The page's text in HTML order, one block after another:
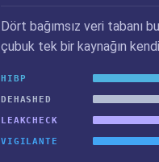
Dört bağımsız veri tabanı
çubuk tek bir kaynağın kendi
HIBP
DEHASHED
LEAKCHECK
VIGILANTE